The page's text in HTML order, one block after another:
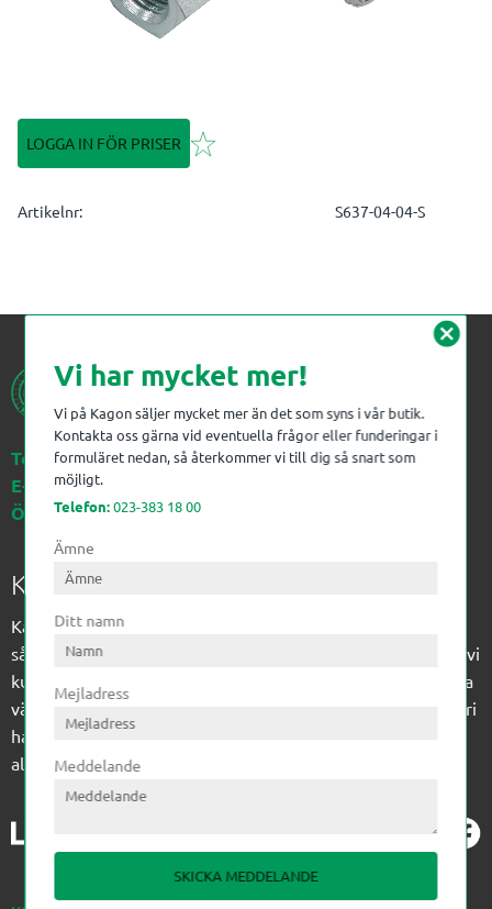
LOGGA IN FÖR PRISER Lägg till i favoriter
Artikelnr S637-04-04-S
Telefon:023-383 18 00
E-post:kagon@kagon.se
Öppettider:Måndag-Fredag, 07-16
Kagon AB
Kagon har sedan 1972 levererat kompetens till
sågverksindustrin och övrig industri. Till träindustrin tillför vi
kunskap med optimeringslösningar från timmerplanen hela
vägen fram till paketering/emballering och till övrig industri
har vi ett komplement sortiment av teknikprodukter med
allt ifrån slangtillverkning till transmission och lager.
cancel
Vi har mycket mer!
Vi på Kagon säljer mycket mer än det som syns i vår butik.
Kontakta oss gärna vid eventuella frågor eller funderingar i
formuläret nedan, så återkommer vi till dig så snart som
möjligt.
Telefon:023-383 18 00
Ämne
Ditt namn
Mejladress
Meddelande
SKICKA MEDDELANDE